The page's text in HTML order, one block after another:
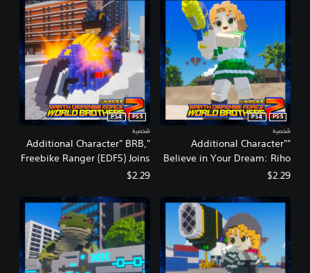
"Additional Character"
Believe in Your Dream: Riho
Futaba, Age 14 (Summer)
PS5
PS4
شخصية
$2.29
"Additional Character" BRB,
Freebike Ranger (EDF5) Joins
the Fight
PS5
PS4
شخصية
$2.29